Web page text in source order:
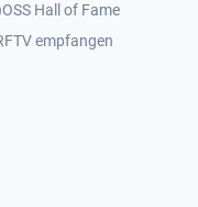
Hall of Fame
4
empfangen